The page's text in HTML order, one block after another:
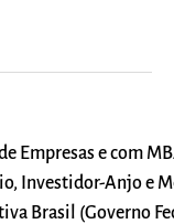
Empresas e com
Investidor-Anjo e
Brasil (Governo